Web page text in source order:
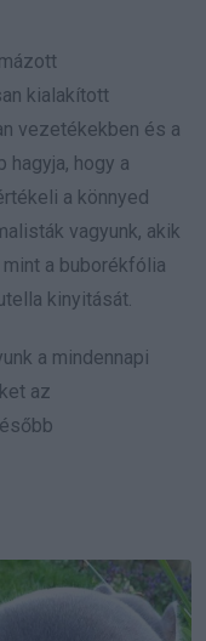
kialakított
vezetékekben és a
hagyja, hogy a
a könnyed
vagyunk, akik
a buborékfólia
kinyitását.
a mindennapi
az